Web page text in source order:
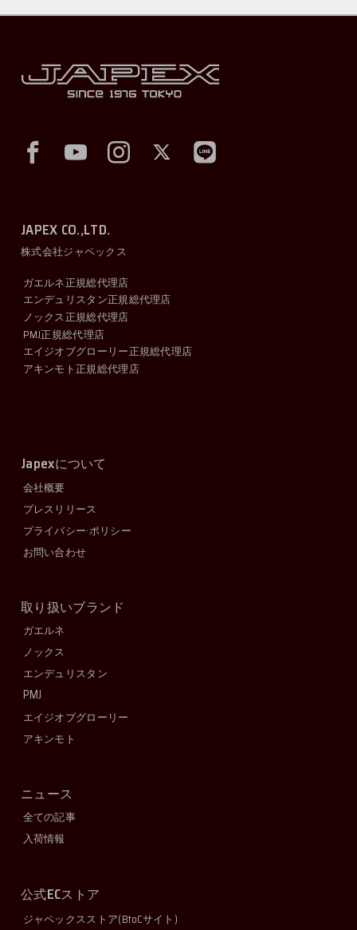
JAPEX CO.,LTD.
株式会社ジャペックス
ガエルネ正規総代理店
エンデュリスタン正規総代理店
ノックス正規総代理店
PMJ正規総代理店
エイジオブグローリー正規総代理店
アキンモト正規総代理店
Japexについて
会社概要
プレスリリース
プライバシー·ポリシー
お問い合わせ
取り扱いブランド
ガエルネ
ノックス
エンデュリスタン
PMJ
エイジオブグローリー
アキンモト
ニュース
全ての記事
入荷情報
公式ECストア
ジャペックスストア(BtoCサイト)